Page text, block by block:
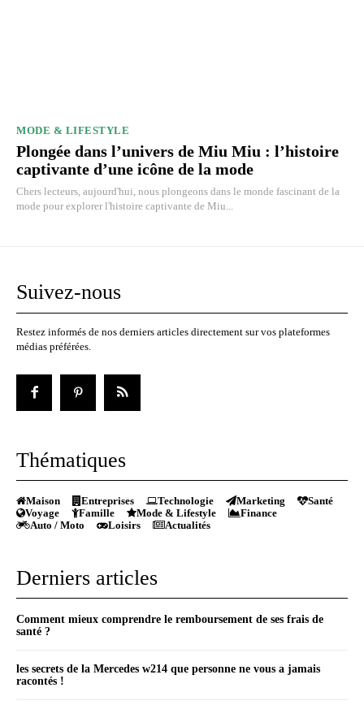
MODE & LIFESTYLE
Plongée dans l’univers de Miu Miu : l’histoire
captivante d’une icône de la mode
Chers lecteurs, aujourd'hui, nous plongeons dans le monde fascinant de la
mode pour explorer l'histoire captivante de Miu...
Suivez-nous
Restez informés de nos derniers articles directement sur vos plateformes
médias préférées.
Thématiques
Maison Entreprises Technologie Marketing
Santé
Voyage
Famille Mode & Lifestyle
Finance
Auto / Moto
Loisirs Actualités
Derniers articles
Comment mieux comprendre le remboursement de ses frais de
santé ?
les secrets de la Mercedes w214 que personne ne vous a jamais
racontés !